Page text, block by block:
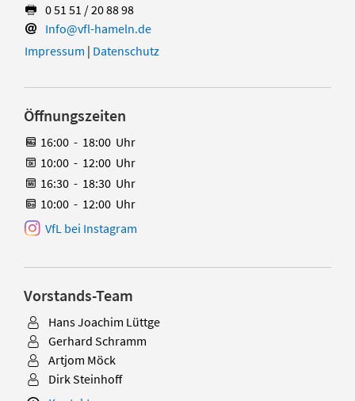
0 51 51 / 20 88 98
Info@vfl-hameln.de
Impressum | Datenschutz
Öffnungszeiten
16:00 - 18:00 Uhr
10:00 - 12:00 Uhr
16:30 - 18:30 Uhr
10:00 - 12:00 Uhr
VfL bei Instagram
Vorstands-Team
Hans Joachim Lüttge
Gerhard Schramm
Artjom Möck
Dirk Steinhoff